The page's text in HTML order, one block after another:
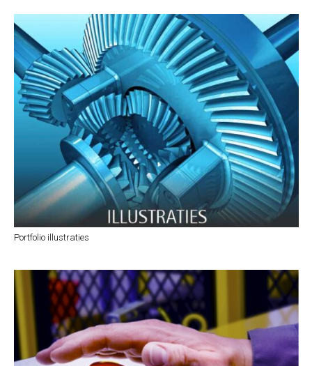
Portfolio illustraties